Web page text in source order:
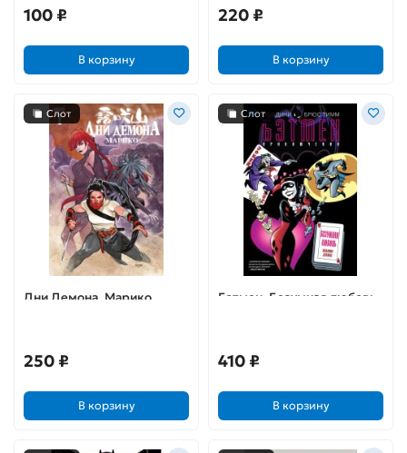
100 ₽
В корзину
220 ₽
В корзину
Слот
Дни Демона. Марико
250 ₽
В корзину
Слот
Бэтмен. Безумная любовь
410 ₽
В корзину